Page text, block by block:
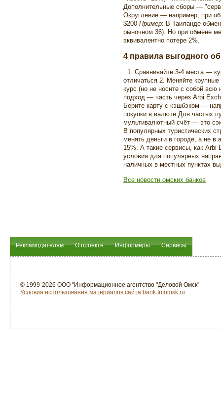
Дополнительные сборы —
Округление — например, при
$200 Пример: В Таиланде
рыночном 36). Но при обмене
эквивалентно потере 2%.
4 правила выгодного
1. Сравнивайте 3-4 места —
отличаться 2. Меняйте
курс (но не носите с собой
подход — часть через Arbi
Берите карту с кэшбэком —
покупки в валюте Для частых
мультивалютный счёт — это
В популярных туристических
менять деньги в городе, а не в
15%. А такие сервисы, как Arbi
условия для популярных
наличных в местных пунктах
Все новости омских банков
Рекламодателям О проекте Информеры Сервисы
© 1999-2026 ООО "Информационное агентство "Деловой Омск"
Условия использования материалов сайта bank.Infomsk.ru